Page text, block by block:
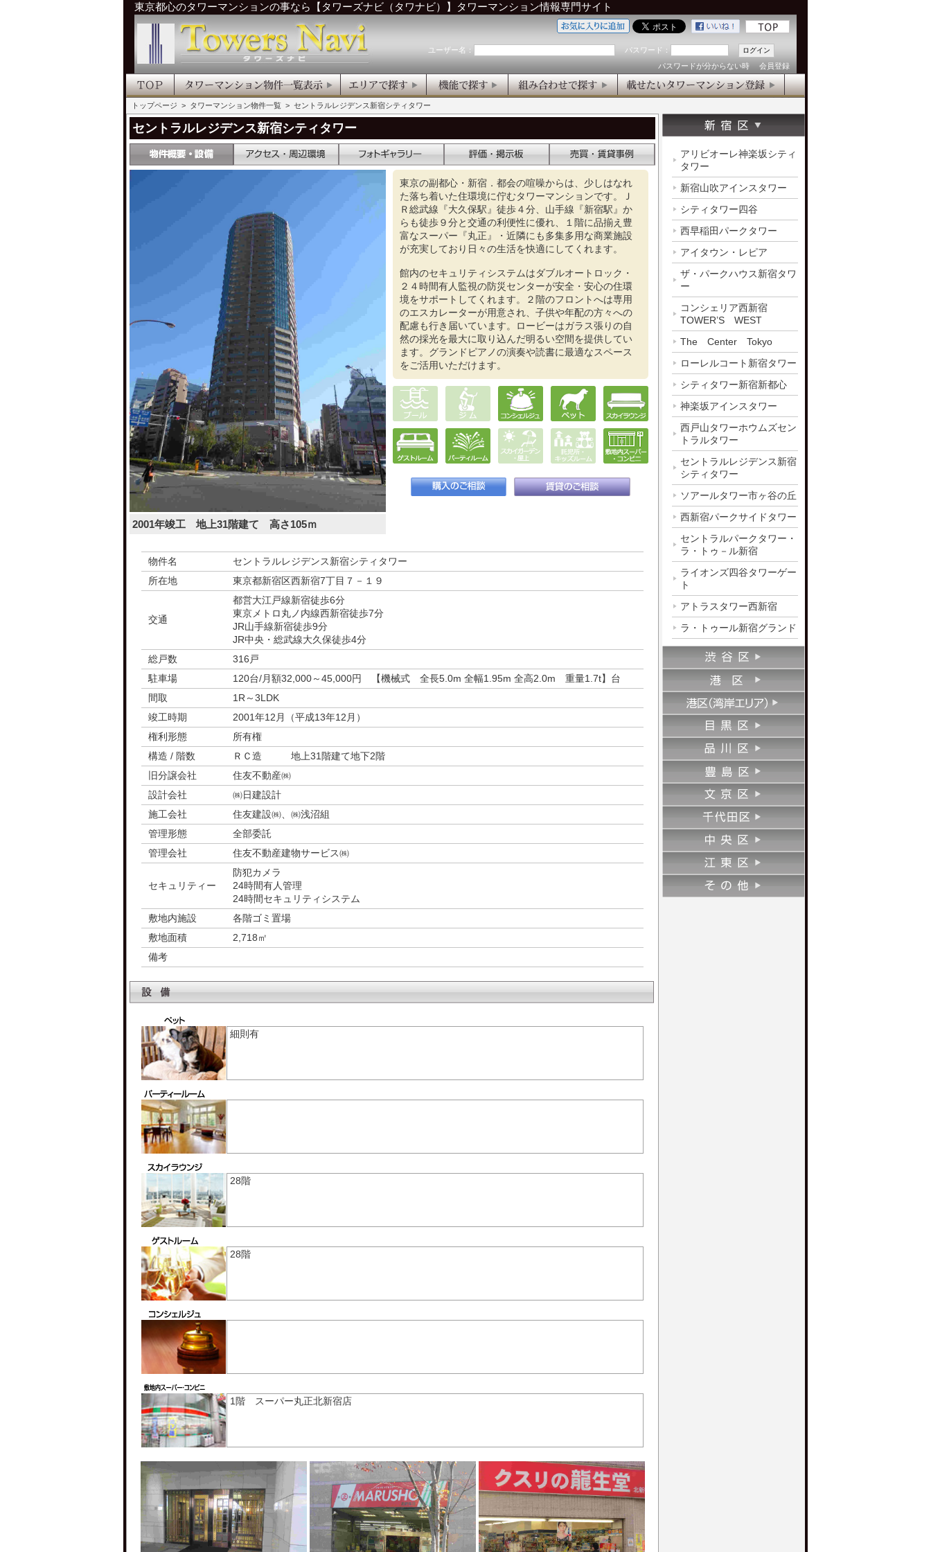
東京都心のタワーマンションの事なら【タワーズナビ（タワナビ）】タワーマンション情報専門サイト
ユーザー名：
パスワード：
パスワードが分からない時
会員登録
トップページ > タワーマンション物件一覧 > セントラルレジデンス新宿シティタワー
セントラルレジデンス新宿シティタワー
2001年竣工 地上31階建て 高さ105ｍ
東京の副都心・新宿．都会の喧噪からは、少しはなれ
た落ち着いた住環境に佇むタワーマンションです。Ｊ
Ｒ総武線『大久保駅』徒歩４分、山手線『新宿駅』か
らも徒歩９分と交通の利便性に優れ、１階に品揃え豊
富なスーパー『丸正』・近隣にも多集多用な商業施設
が充実しており日々の生活を快適にしてくれます。
館内のセキュリティシステムはダブルオートロック・
２４時間有人監視の防災センターが安全・安心の住環
境をサポートしてくれます。２階のフロントへは専用
のエスカレーターが用意され、子供や年配の方々への
配慮も行き届いています。ロービーはガラス張りの自
然の採光を最大に取り込んだ明るい空間を提供してい
ます。グランドピアノの演奏や読書に最適なスペース
をご活用いただけます。
物件名
セントラルレジデンス新宿シティタワー
所在地
東京都新宿区西新宿7丁目７－１９
交通
都営大江戸線新宿徒歩6分
東京メトロ丸ノ内線西新宿徒歩7分
JR山手線新宿徒歩9分
JR中央・総武線大久保徒歩4分
総戸数
316戸
駐車場
120台/月額32,000～45,000円 【機械式 全長5.0m 全幅1.95m 全高2.0m 重量1.7t】台
間取
1R～3LDK
竣工時期
2001年12月（平成13年12月）
権利形態
所有権
構造 / 階数
ＲＣ造 地上31階建て地下2階
旧分譲会社
住友不動産㈱
設計会社
㈱日建設計
施工会社
住友建設㈱、㈱浅沼組
管理形態
全部委託
管理会社
住友不動産建物サービス㈱
セキュリティー
防犯カメラ
24時間有人管理
24時間セキュリティシステム
敷地内施設
各階ゴミ置場
敷地面積
2,718㎡
備考
細則有
28階
28階
1階 スーパー丸正北新宿店
アリビオーレ神楽坂シティ
タワー
新宿山吹アインスタワー
シティタワー四谷
西早稲田パークタワー
アイタウン・レピア
ザ・パークハウス新宿タワ
ー
コンシェリア西新宿
TOWER’S WEST
The Center Tokyo
ローレルコート新宿タワー
シティタワー新宿新都心
神楽坂アインスタワー
西戸山タワーホウムズセン
トラルタワー
セントラルレジデンス新宿
シティタワー
ソアールタワー市ヶ谷の丘
西新宿パークサイドタワー
セントラルパークタワー・
ラ・トゥ－ル新宿
ライオンズ四谷タワーゲー
ト
アトラスタワー西新宿
ラ・トゥール新宿グランド